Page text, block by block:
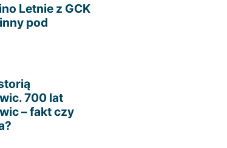
Letnie z GCK
pod
700 lat
– fakt czy